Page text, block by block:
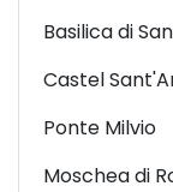
Basilica di
Castel
Ponte Milvio
Moschea di